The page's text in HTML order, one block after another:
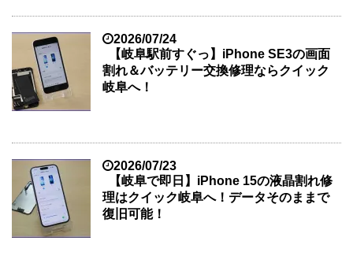
2026/07/24
【岐阜駅前すぐっ】iPhone SE3の画面
割れ＆バッテリー交換修理ならクイック
岐阜へ！
2026/07/23
【岐阜で即日】iPhone 15の液晶割れ修
理はクイック岐阜へ！データそのままで
復旧可能！